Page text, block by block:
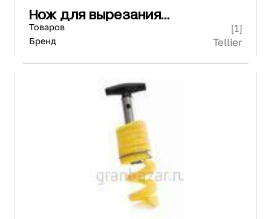
Нож для вырезания
сердцевины
Товаров [1]
Бренд Tellier